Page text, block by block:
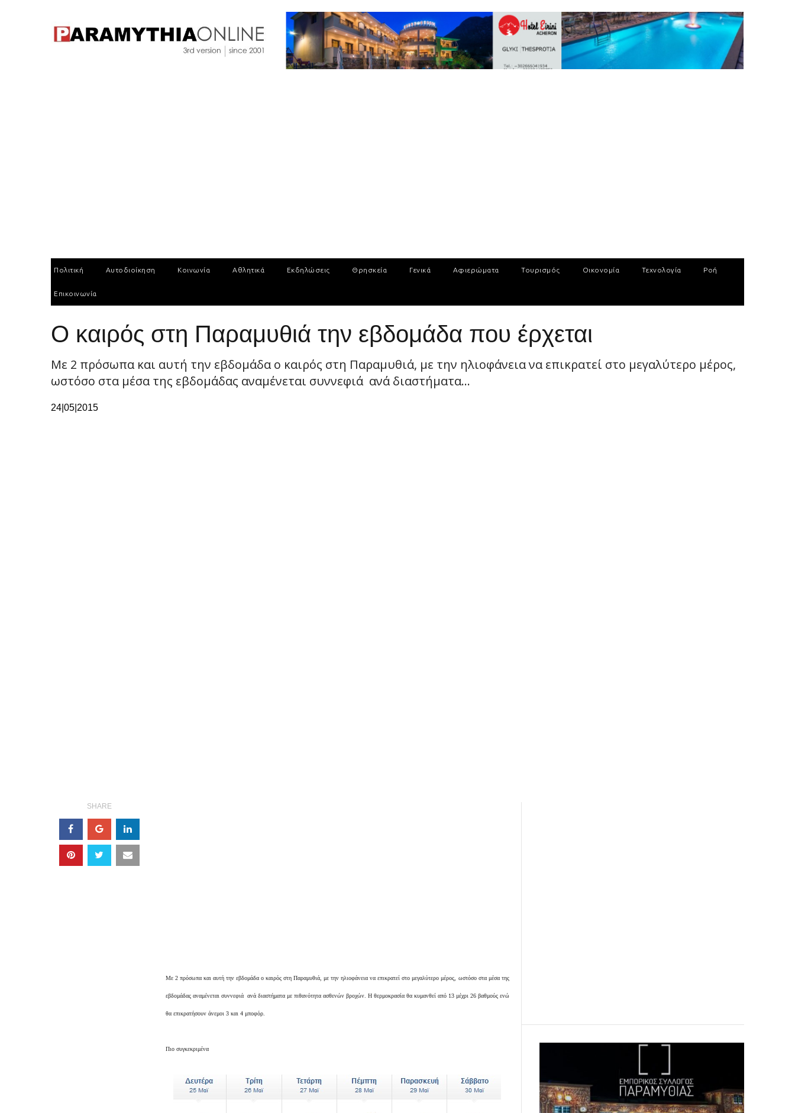
Πολιτική Αυτοδιοίκηση Κοινωνία Αθλητικά Εκδηλώσεις Θρησκεία Γενικά Αφιερώματα Τουρισμός Οικονομία Τεχνολογία Ροή
Επικοινωνία
O καιρός στη Παραμυθιά την εβδομάδα που έρχεται
Με 2 πρόσωπα και αυτή την εβδομάδα ο καιρός στη Παραμυθιά, με την ηλιοφάνεια να επικρατεί στο μεγαλύτερο μέρος,
ωστόσο στα μέσα της εβδομάδας αναμένεται συννεφιά ανά διαστήματα...
24|05|2015
SHARE
Με 2 πρόσωπα και αυτή την εβδομάδα ο καιρός στη Παραμυθιά, με την ηλιοφάνεια να επικρατεί στο μεγαλύτερο μέρος, ωστόσο στα μέσα της
εβδομάδας αναμένεται συννεφιά ανά διαστήματα με πιθανότητα ασθενών βροχών. Η θερμοκρασία θα κυμανθεί από 13 μέχρι 26 βαθμούς ενώ
θα επικρατήσουν άνεμοι 3 και 4 μποφόρ.
Πιο συγκεκριμένα